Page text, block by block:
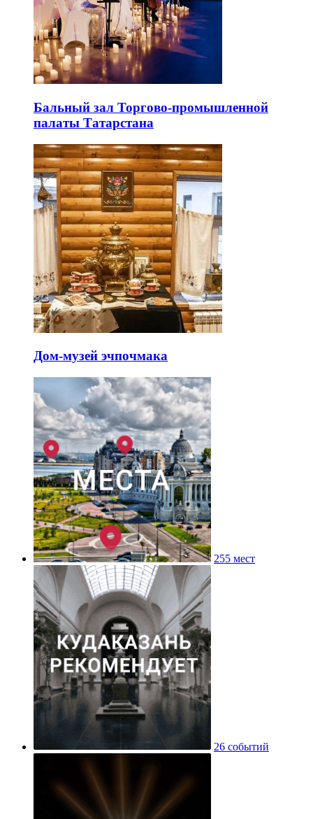
Бальный зал Торгово-промышленной
палаты Татарстана
Дом-музей эчпочмака
255 мест
26 событий